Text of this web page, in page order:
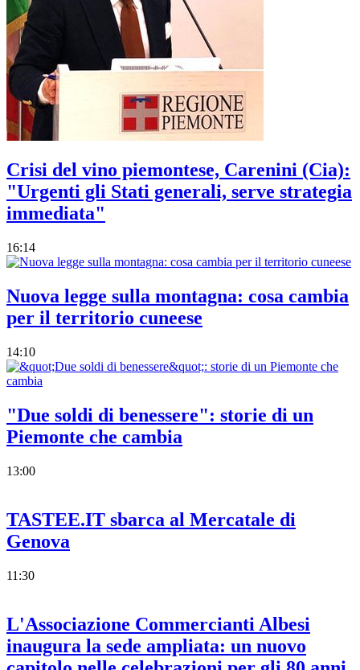
Crisi del vino piemontese, Carenini (Cia):
"Urgenti gli Stati generali, serve strategia
immediata"
16:14
Nuova legge sulla montagna: cosa cambia
per il territorio cuneese
14:10
"Due soldi di benessere": storie di un
Piemonte che cambia
13:00
TASTEE.IT sbarca al Mercatale di
Genova
11:30
L'Associazione Commercianti Albesi
inaugura la sede ampliata: un nuovo